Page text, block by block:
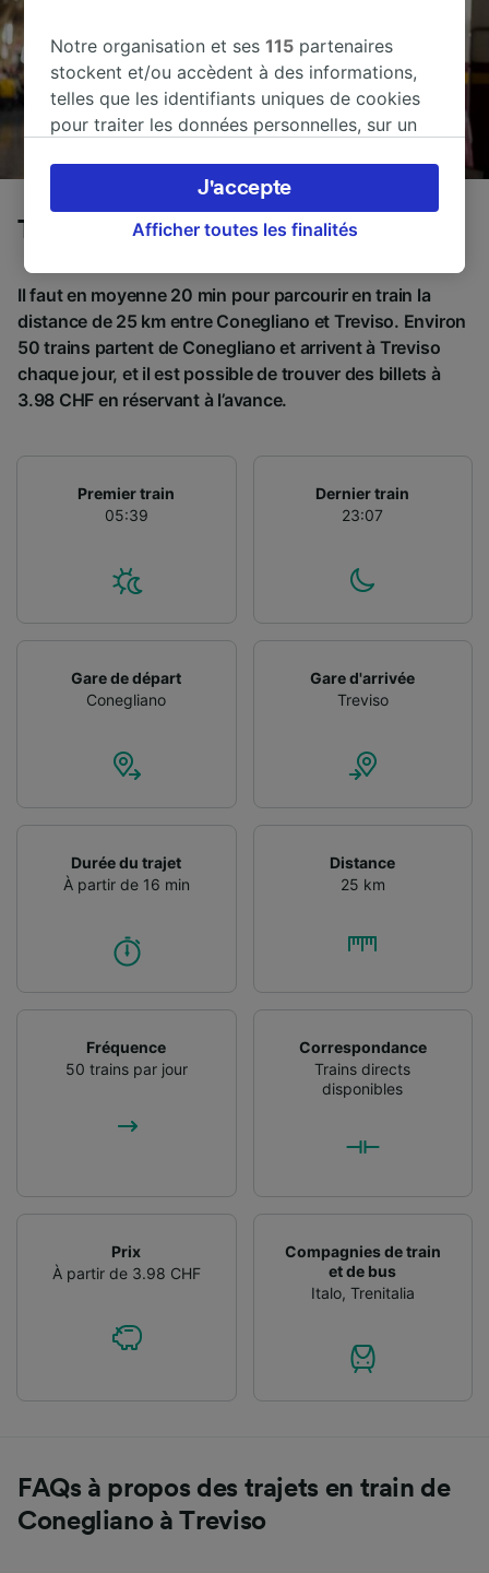
Trains de Conegliano à Treviso
Il faut en moyenne 20 min pour parcourir en train la
distance de 25 km entre Conegliano et Treviso. Environ
50 trains partent de Conegliano et arrivent à Treviso
chaque jour, et il est possible de trouver des billets à
3.98 CHF en réservant à l’avance.
Premier train
05:39
Dernier train
23:07
Gare de départ
Conegliano
Gare d'arrivée
Treviso
Durée du trajet
À partir de 16 min
Distance
25 km
Fréquence
50 trains par jour
Correspondance
Trains directs
disponibles
Prix
À partir de 3.98 CHF
Compagnies de train
et de bus
Italo, Trenitalia
FAQs à propos des trajets en train de
Conegliano à Treviso
Notre organisation et ses115 partenaires
stockent et/ou accèdent à des informations,
telles que les identifiants uniques de cookies
pour traiter les données personnelles, sur un
préférences, notamment en exerçant votre
droit d’opposition à l’intérêt légitime, en
cliquant ci-dessous ou à tout moment sur la
et n’affecteront pas les données de navigation.
Vos données ne seront pas utilisées à des fins
de traçage si vous nous avez demandé de ne
pas vous tracer.
externes, traitent des données selon les
finalités suivantes :
Utiliser des données de géolocalisation
l’identification. Stocker et/ou accéder à des
informations sur un appareil. Publicités et
contenu personnalisés, mesure de
performance des publicités et du contenu,
services.
Afficher toutes les finalités
J'accepte